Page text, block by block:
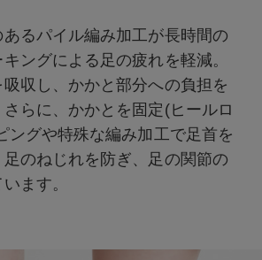
るパイル編み加工が長時間の
ングによる足の疲れを軽減。
収し、かかと部分への負担を
らに、かかとを固定(ヒールロ
ングや特殊な編み加工で足首を
のねじれを防ぎ、足の関節の
ます。